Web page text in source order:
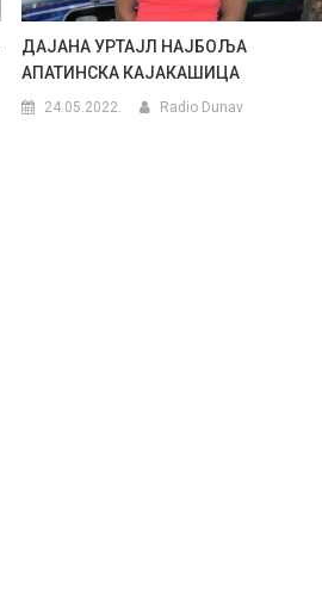
ДАЈАНА УРТАЈЛ НАЈБОЉА
АПАТИНСКA КАЈАКАШИЦА
24.05.2022. Radio Dunav